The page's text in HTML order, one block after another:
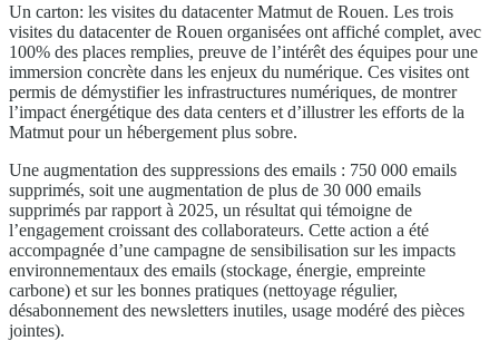
Un carton: les visites du datacenter Matmut de Rouen. Les trois
visites du datacenter de Rouen organisées ont affiché complet, avec
100% des places remplies, preuve de l’intérêt des équipes pour une
immersion concrète dans les enjeux du numérique. Ces visites ont
permis de démystifier les infrastructures numériques, de montrer
l’impact énergétique des data centers et d’illustrer les efforts de la
Matmut pour un hébergement plus sobre.
Une augmentation des suppressions des emails : 750 000 emails
supprimés, soit une augmentation de plus de 30 000 emails
supprimés par rapport à 2025, un résultat qui témoigne de
l’engagement croissant des collaborateurs. Cette action a été
accompagnée d’une campagne de sensibilisation sur les impacts
environnementaux des emails (stockage, énergie, empreinte
carbone) et sur les bonnes pratiques (nettoyage régulier,
désabonnement des newsletters inutiles, usage modéré des pièces
jointes).